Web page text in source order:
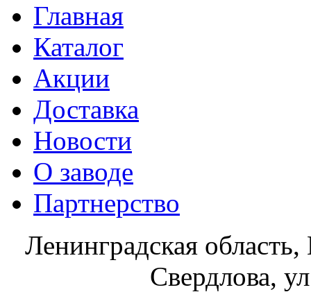
Главная
Каталог
Акции
Доставка
Новости
О заводе
Партнерство
Ленинградская
Свердлова,